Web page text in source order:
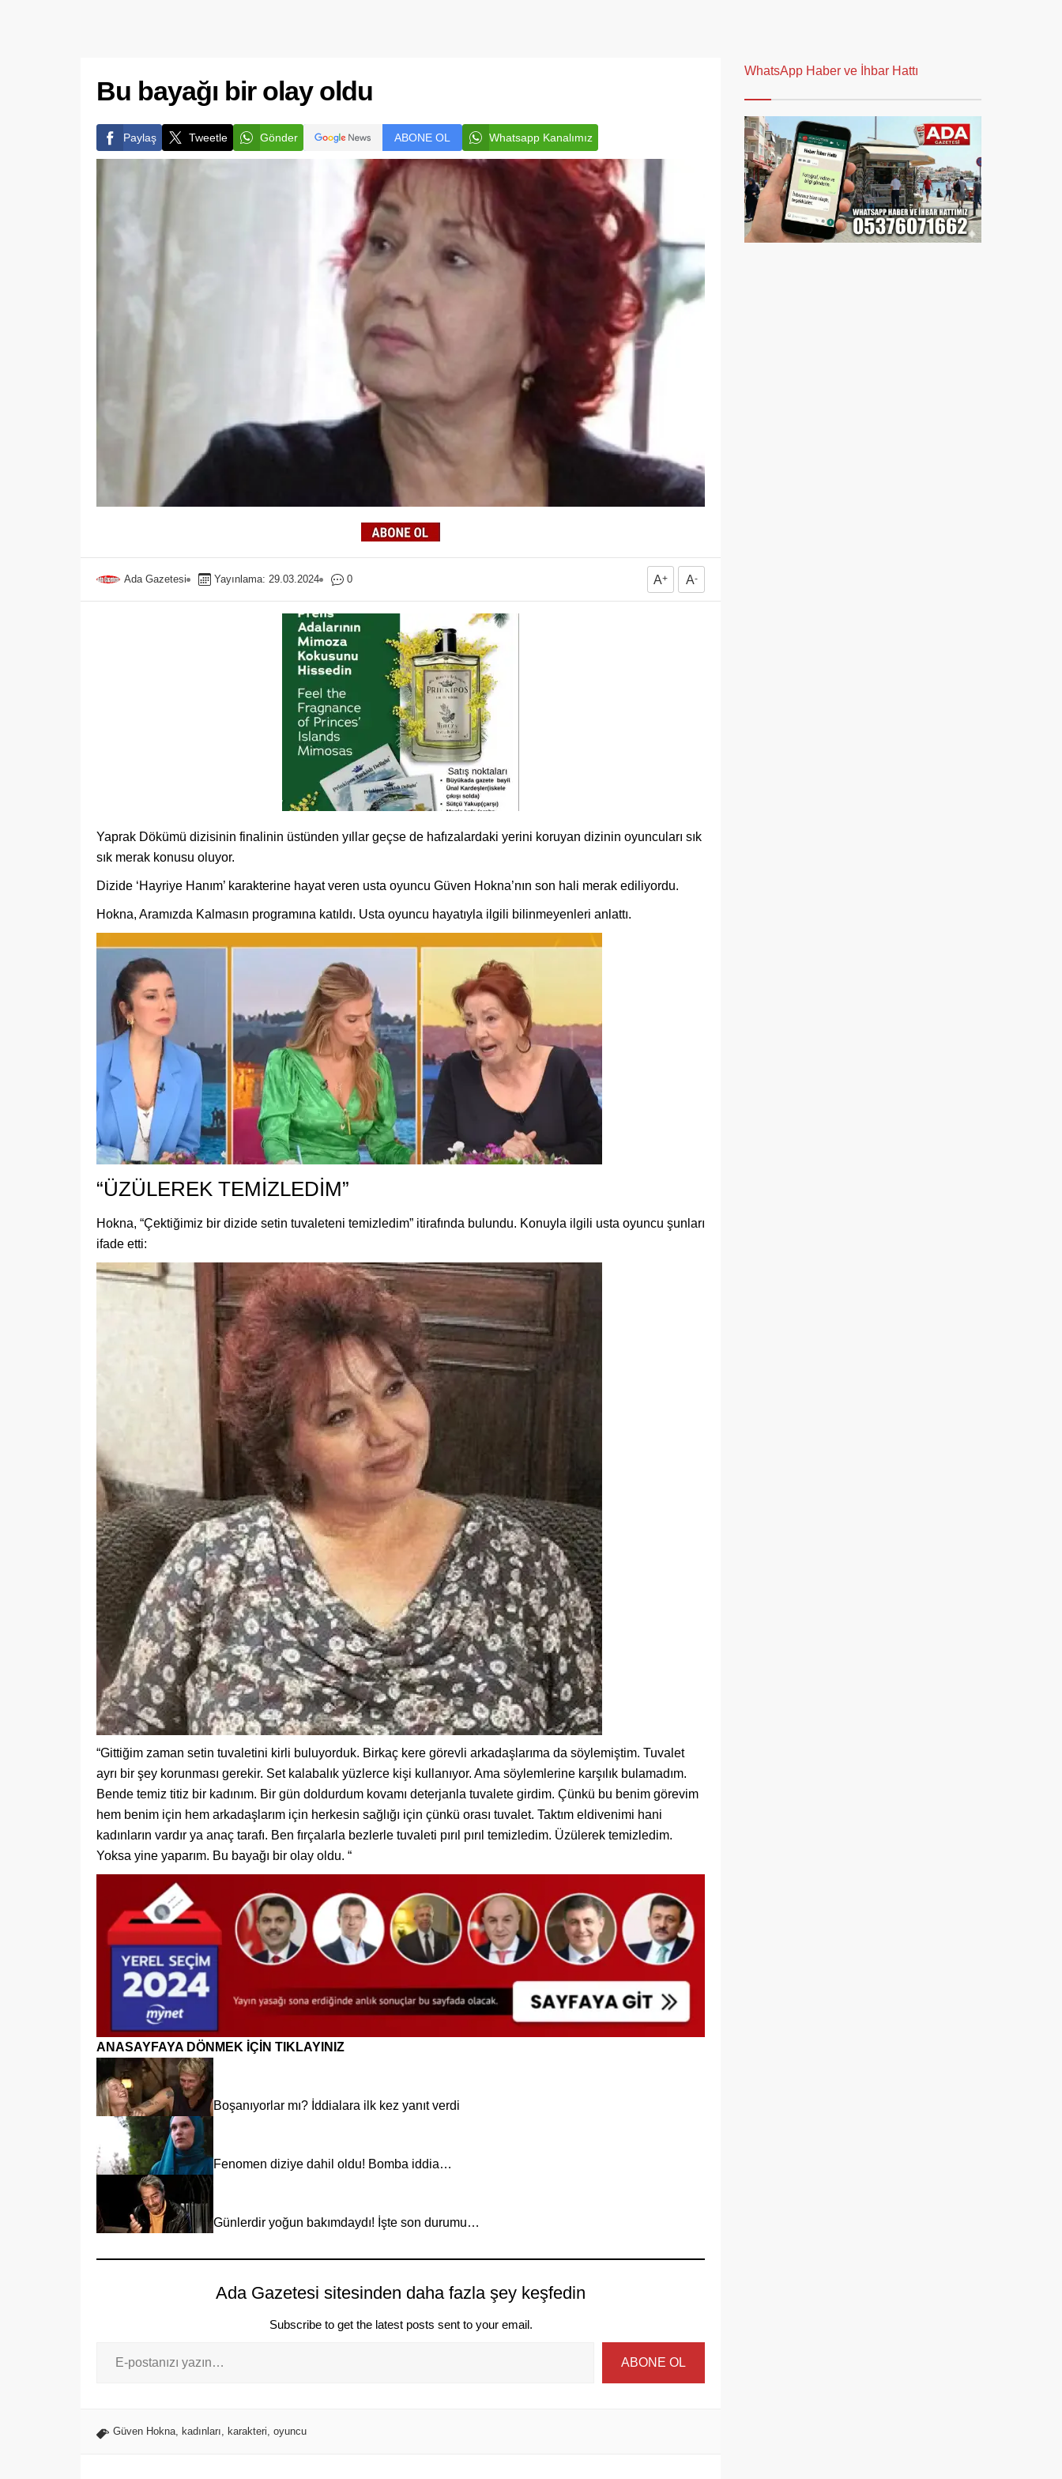
Bu bayağı bir olay oldu
Paylaş Tweetle Gönder ABONE OL Whatsapp Kanalımız
Ada Gazetesi Yayınlama: 29.03.2024 0 A+ A-
Yaprak Dökümü dizisinin finalinin üstünden yıllar geçse de hafızalardaki yerini koruyan dizinin oyuncuları sık
sık merak konusu oluyor.
Dizide ‘Hayriye Hanım’ karakterine hayat veren usta oyuncu Güven Hokna’nın son hali merak ediliyordu.
Hokna, Aramızda Kalmasın programına katıldı. Usta oyuncu hayatıyla ilgili bilinmeyenleri anlattı.
“ÜZÜLEREK TEMİZLEDİM”
Hokna, “Çektiğimiz bir dizide setin tuvaleteni temizledim” itirafında bulundu. Konuyla ilgili usta oyuncu şunları
ifade etti:
“Gittiğim zaman setin tuvaletini kirli buluyorduk. Birkaç kere görevli arkadaşlarıma da söylemiştim. Tuvalet
ayrı bir şey korunması gerekir. Set kalabalık yüzlerce kişi kullanıyor. Ama söylemlerine karşılık bulamadım.
Bende temiz titiz bir kadınım. Bir gün doldurdum kovamı deterjanla tuvalete girdim. Çünkü bu benim görevim
hem benim için hem arkadaşlarım için herkesin sağlığı için çünkü orası tuvalet. Taktım eldivenimi hani
kadınların vardır ya anaç tarafı. Ben fırçalarla bezlerle tuvaleti pırıl pırıl temizledim. Üzülerek temizledim.
Yoksa yine yaparım. Bu bayağı bir olay oldu. “
ANASAYFAYA DÖNMEK İÇİN TIKLAYINIZ
Boşanıyorlar mı? İddialara ilk kez yanıt verdi
Fenomen diziye dahil oldu! Bomba iddia…
Günlerdir yoğun bakımdaydı! İşte son durumu…
Ada Gazetesi sitesinden daha fazla şey keşfedin
Subscribe to get the latest posts sent to your email.
ABONE OL
Güven Hokna kadınları karakteri oyuncu
WhatsApp Haber ve İhbar Hattı